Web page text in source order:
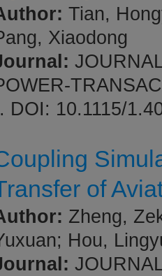
Tian,
Xiaodong
DOI: 10.1115/
of
Zheng,
Hou,